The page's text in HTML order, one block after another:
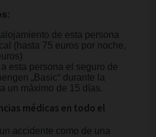
de esta persona
(hasta 75 euros por noche,
a esta persona el seguro de
„Basic“ durante la
un máximo de 15 días.
médicas en todo el
accidente como de una